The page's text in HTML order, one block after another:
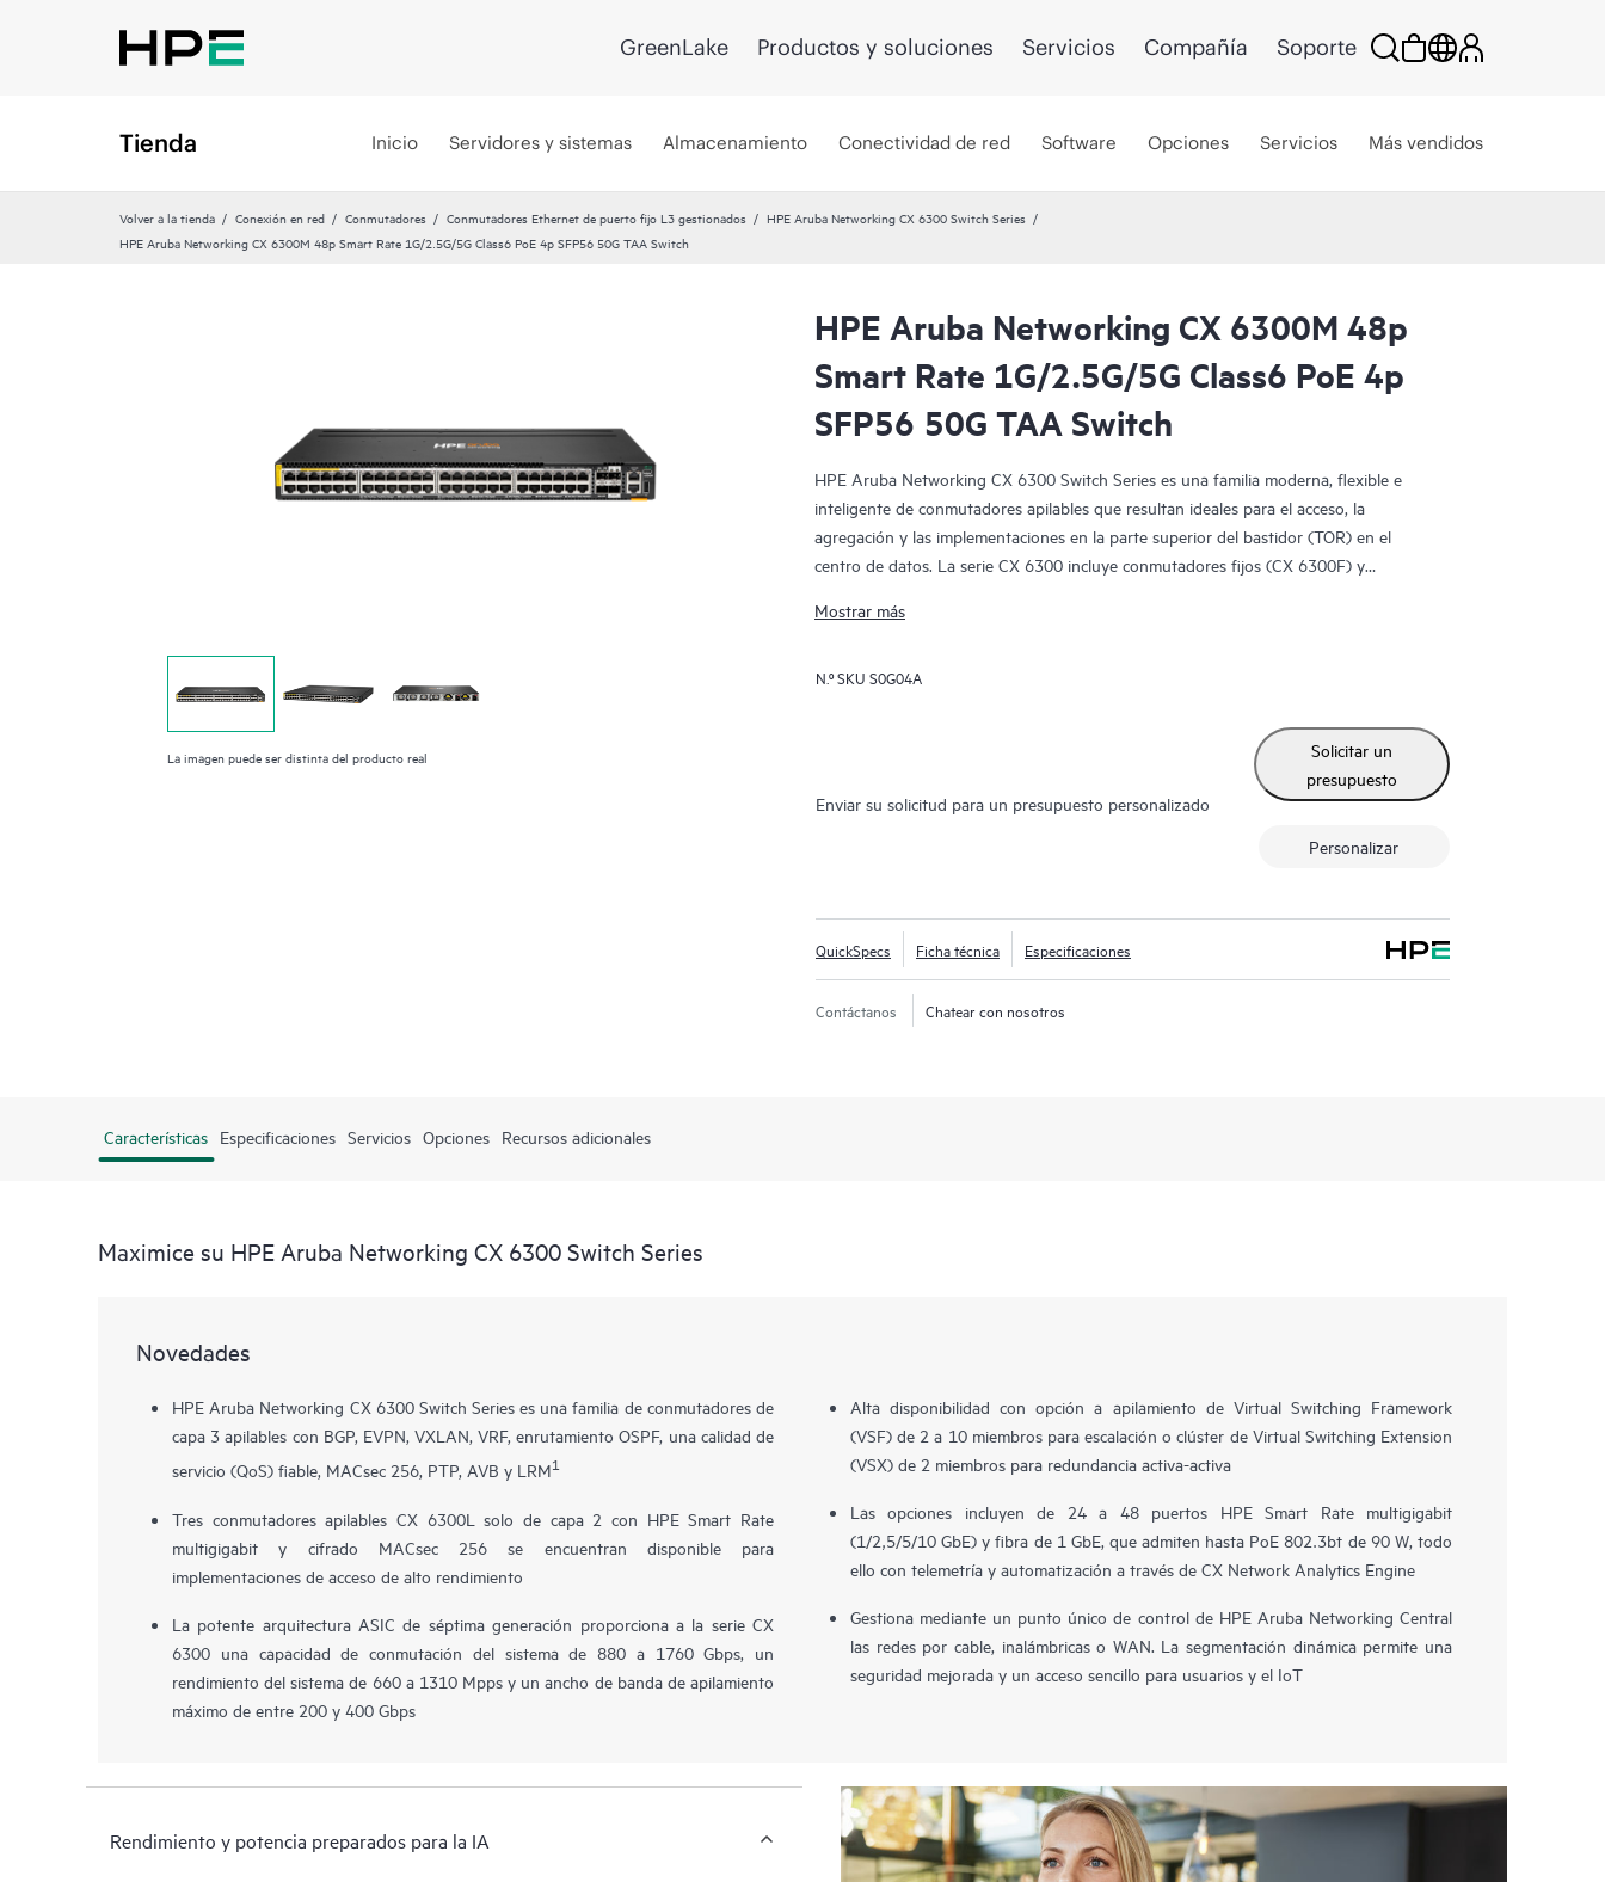
GreenLake Productos y soluciones Servicios Compañía Soporte
Tienda Inicio Servidores y sistemas Almacenamiento Conectividad de red Software Opciones Servicios Más vendidos
Volver a la tienda Conexión en red Conmutadores Conmutadores Ethernet de puerto fijo L3 gestionados
HPE Aruba Networking CX 6300 Switch Series
HPE Aruba Networking CX 6300M 48p Smart Rate 1G/2.5G/5G Class6 PoE 4p SFP56 50G TAA Switch
La imagen puede ser distinta del producto real
HPE Aruba Networking CX 6300M 48p
Smart Rate 1G/2.5G/5G Class6 PoE 4p
SFP56 50G TAA Switch
HPE Aruba Networking CX 6300 Switch Series es una familia moderna, flexible e
inteligente de conmutadores apilables que resultan ideales para el acceso, la
agregación y las implementaciones en la parte superior del bastidor (TOR) en el
centro de datos. La serie CX 6300 incluye conmutadores fijos (CX 6300F) y
Mostrar más
N.º SKU S0G04A
Enviar su solicitud para un presupuesto personalizado
Solicitar un
presupuesto
Personalizar
QuickSpecs Ficha técnica Especificaciones
Contáctanos Chatear con nosotros
Características Especificaciones Servicios Opciones Recursos adicionales
Maximice su HPE Aruba Networking CX 6300 Switch Series
Novedades
HPE Aruba Networking CX 6300 Switch Series es una familia de conmutadores de
capa 3 apilables con BGP, EVPN, VXLAN, VRF, enrutamiento OSPF, una calidad de
servicio (QoS) fiable, MACsec 256, PTP, AVB y LRM1
Tres conmutadores apilables CX 6300L
solo de capa 2 con HPE Smart Rate
multigigabit y cifrado MACsec 256 se encuentran disponible para
implementaciones de acceso de alto rendimiento
La potente arquitectura ASIC de séptima generación proporciona a la serie CX
6300 una capacidad de conmutación del sistema de 880 a 1760 Gbps, un
rendimiento del sistema de 660 a 1310 Mpps y un ancho de banda de apilamiento
máximo de entre 200 y 400 Gbps
Alta disponibilidad con opción a apilamiento de Virtual Switching Framework
(VSF) de 2 a 10 miembros para escalación o clúster de Virtual Switching Extension
(VSX) de 2 miembros para redundancia activa-activa
Las opciones incluyen de 24 a 48 puertos HPE Smart Rate multigigabit
(1/2,5/5/10 GbE) y fibra de 1 GbE, que admiten hasta PoE 802.3bt de 90 W, todo
ello con telemetría y automatización a través de CX Network Analytics Engine
Gestiona mediante un punto único de control de HPE Aruba Networking Central
las redes por cable, inalámbricas o WAN. La segmentación dinámica permite una
seguridad mejorada y un acceso sencillo para usuarios y el IoT
Rendimiento y potencia preparados para la IA